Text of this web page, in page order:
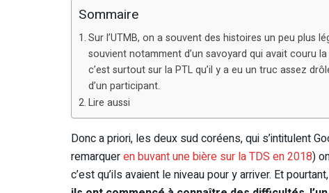
Sommaire
Sur l’UTMB, on a souvent des histoires un peu plus
souvient notamment d’un savoyard qui avait couru
c’est surtout sur la PTL qu’il y a eu un truc assez
d’un participant.
Lire aussi
Donc a priori, les deux sud coréens, qui s’intitulent
remarqueren buvant une bière sur la TDS en 2018)
c’est qu’ils avaient le niveau pour y arriver. Et pourtant,